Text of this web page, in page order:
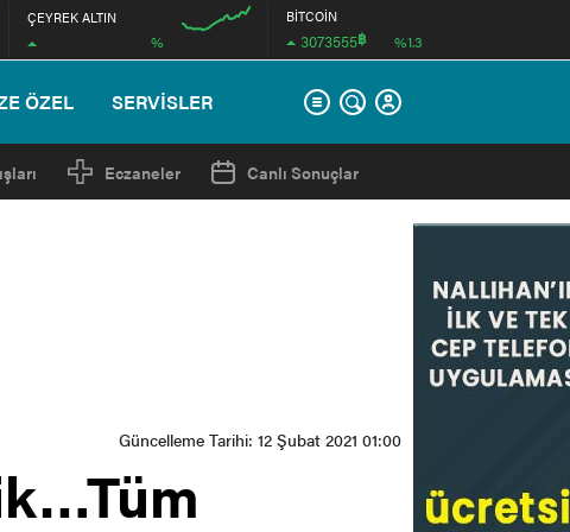
ÇEYREK ALTIN
%
BİTCOİN
3073555฿ %1.3
ÖZEL SERVİSLER
Eczaneler Canlı Sonuçlar
Güncelleme Tarihi: 12 Şubat 2021 01:00